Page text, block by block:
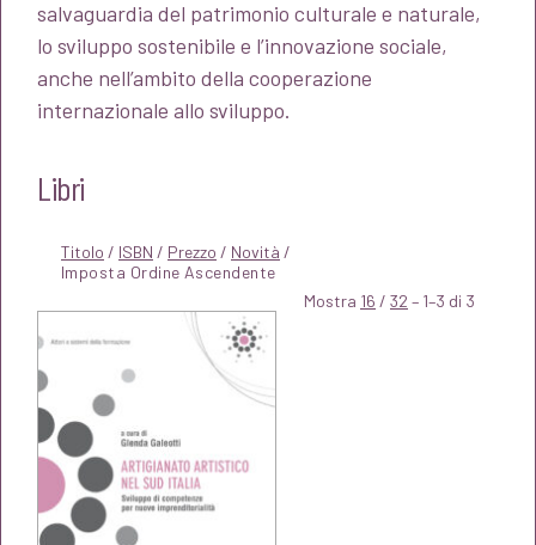
salvaguardia del patrimonio culturale e naturale,
lo sviluppo sostenibile e l’innovazione sociale,
anche nell’ambito della cooperazione
internazionale allo sviluppo.
Libri
Titolo / ISBN / Prezzo / Novità /
Mostra 16 / 32 – 1–3 di 3